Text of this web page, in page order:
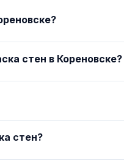
стен в Кореновске?
стен?